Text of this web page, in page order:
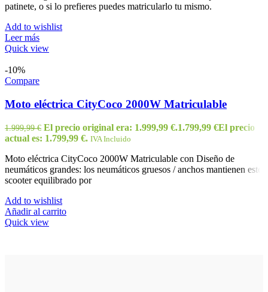
patinete, o si lo prefieres puedes matricularlo tu mismo.
Add to wishlist
Leer más
Quick view
-10%
Compare
Moto eléctrica CityCoco 2000W Matriculable
1.999,99€ El precio original era: 1.999,99 €.1.799,99 €El precio
actual es: 1.799,99 €. IVA Incluido
Moto eléctrica CityCoco 2000W Matriculable con Diseño de
neumáticos grandes: los neumáticos gruesos / anchos mantienen este
scooter equilibrado por
Add to wishlist
Añadir al carrito
Quick view